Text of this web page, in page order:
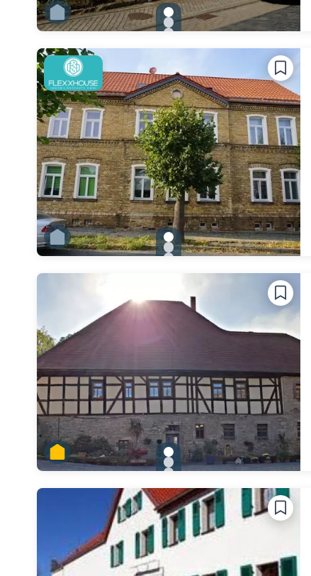
gallery.slide_selector
Zu Slide 1 wechseln
Zu Slide 2 wechseln
Zu Slide 6 wechseln
gallery.slide_selector
Zu Slide 1 wechseln
Zu Slide 2 wechseln
Zu Slide 6 wechseln
gallery.slide_selector
Zu Slide 1 wechseln
Zu Slide 2 wechseln
Zu Slide 4 wechseln
Zu Slide 5 wechseln